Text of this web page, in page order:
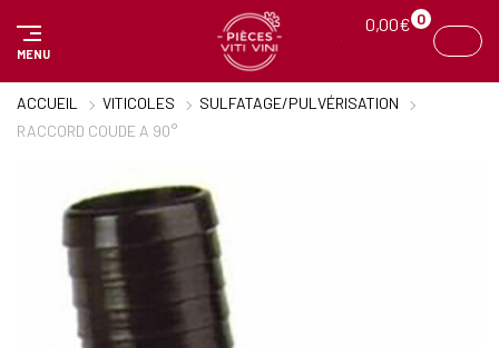
MENU
0,00€ 0
ACCUEIL VITICOLES
SULFATAGE/PULVÉRISATION
RACCORD COUDE A 90°
Panneau de gestion des cookies